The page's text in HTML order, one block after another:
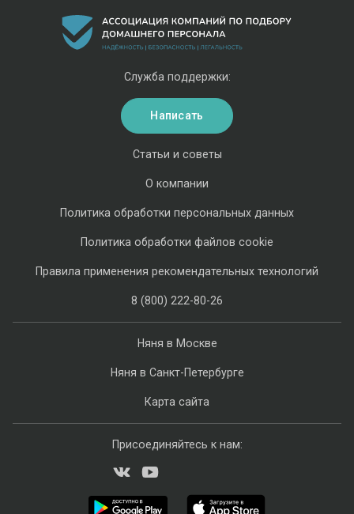
Няня в Москве
Няня в Санкт-Петербурге
Карта сайта
Статьи и советы
О компании
Политика обработки персональных данных
Политика обработки файлов cookie
Правила применения рекомендательных технологий
8 (800) 222-80-26
Служба поддержки:
Написать
Присоединяйтесь к нам: